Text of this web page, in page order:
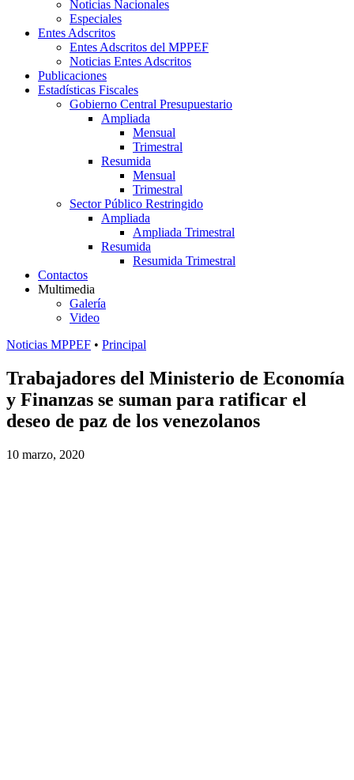
Noticias Nacionales
Especiales
Entes Adscritos
Entes Adscritos del MPPEF
Noticias Entes Adscritos
Publicaciones
Estadísticas Fiscales
Gobierno Central Presupuestario
Ampliada
Mensual
Trimestral
Resumida
Mensual
Trimestral
Sector Público Restringido
Ampliada
Ampliada Trimestral
Resumida
Resumida Trimestral
Contactos
Multimedia
Galería
Video
Noticias MPPEF • Principal
Trabajadores del Ministerio de Economía
y Finanzas se suman para ratificar el
deseo de paz de los venezolanos
10 marzo, 2020